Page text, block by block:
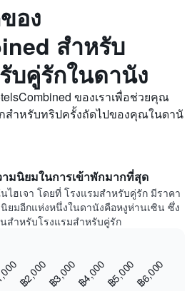
อง
สำหรับ
บคู่รักในดานัง
ของเราเพื่อช่วยคุณ
สำหรับทริปครั้งถัดไปของคุณในดานั
มนิยมในการเข้าพักมากที่สุด
ไฮเจา โดยที่ โรงแรมสำหรับคู่รัก มีราคา
มอีกแห่งหนึ่งในดานังคือหงูห่านเซิน ซึ่ง
สำหรับโรงแรมสำหรับคู่รัก
฿2,000฿3,000฿4,000฿5,000฿6,000